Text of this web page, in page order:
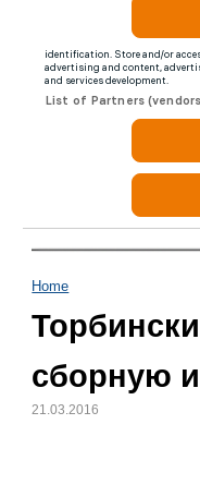
Home
сборную
21.03.2016